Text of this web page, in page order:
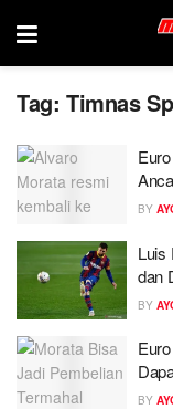
Tag: Timnas
BY
Luis
dan
BY
BY